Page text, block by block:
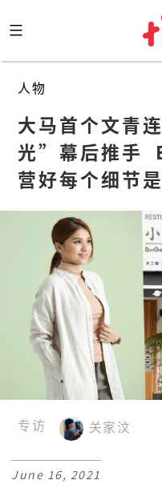
to
content
人物
大马首个文青
光”幕后推手
营好每个细节是
专访 关家汶
June 16, 2021